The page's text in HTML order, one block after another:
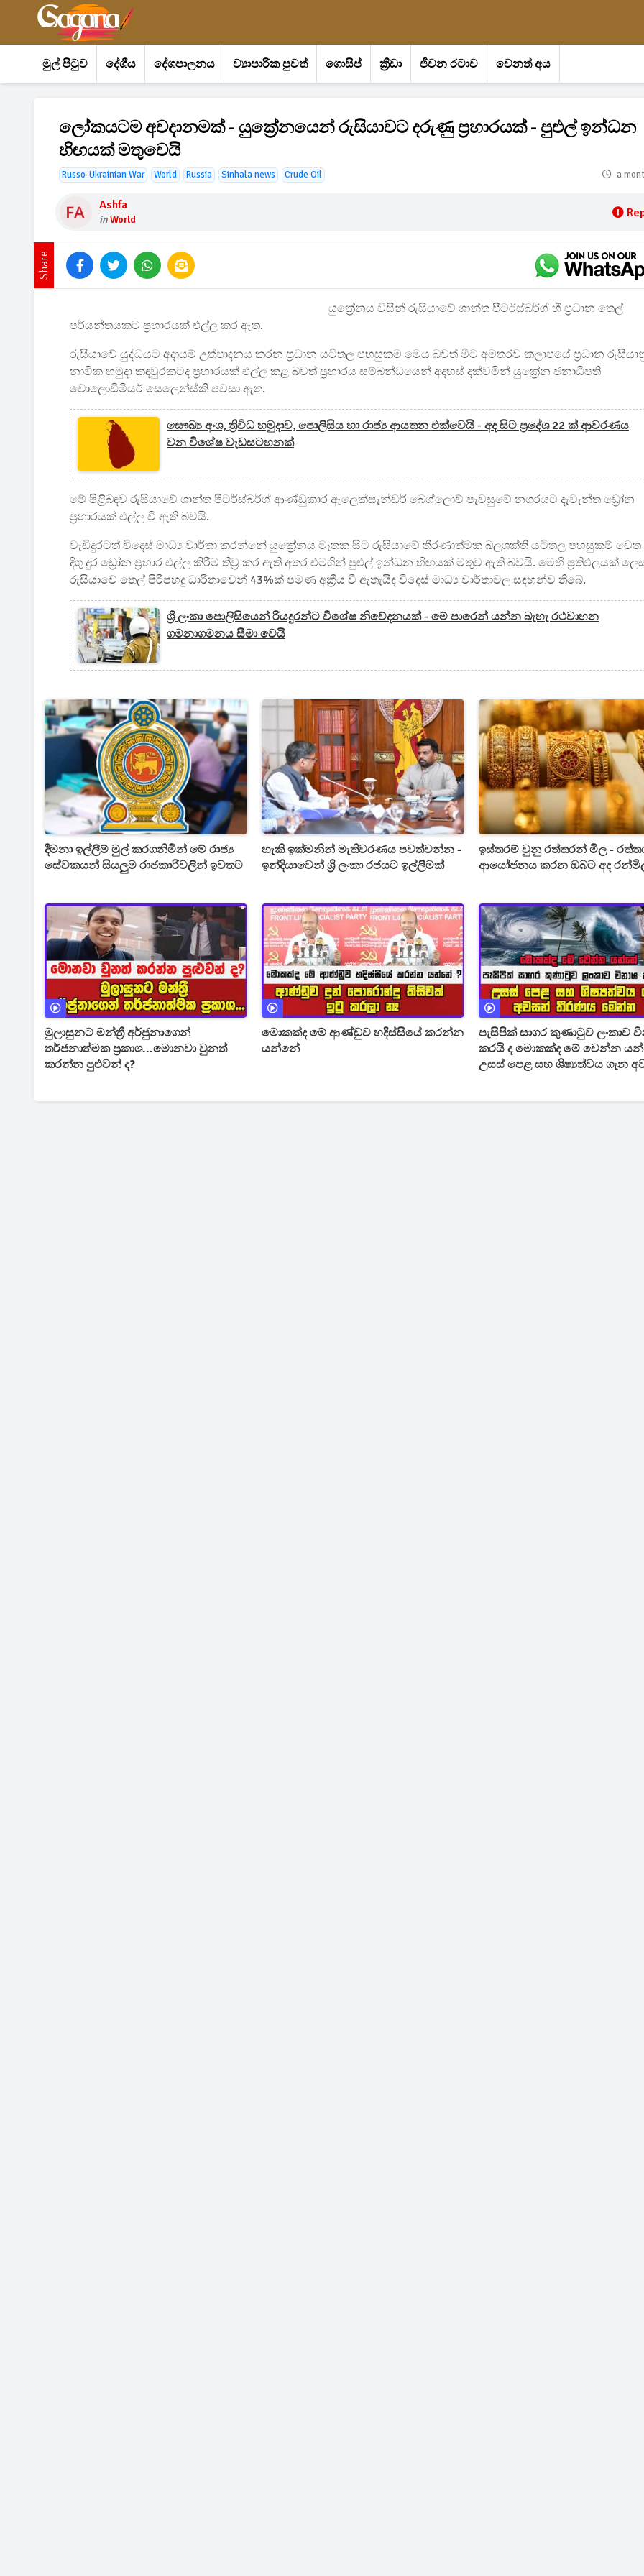
මුල් පිටුව දේශීය දේශපාලනය ව්‍යාපාරික පුවත් ගොසිප් ක්‍රීඩා ජීවන රටාව වෙනත් අය
ලෝකයටම අවදානමක් - යුක්‍රේනයෙන් රුසියාවට දරුණු ප්‍රහාරයක් - පුළුල් ඉන්ධන
හිඟයක් මතුවෙයි
Russo-Ukrainian War World Russia Sinhala news Crude Oil a
Ashfa
inWorld
Share
යුක්‍රේනය විසින් රුසියාවේ ශාන්ත පීටර්ස්බර්ග් හී ප්‍රධාන තෙල්
පර්යන්තයකට ප්‍රහාරයක් එල්ල කර ඇත.
රුසියාවේ යුද්ධයට අදායම් උත්පාදනය කරන ප්‍රධාන යටිතල පහසුකම මෙය බවත් මීට අමතරව කලාපයේ ප්‍රධාන
නාවික හමුදා කඳවුරකටද ප්‍රහාරයක් එල්ල කළ බවත් ප්‍රහාරය සම්බන්ධයෙන් අදහස් දක්වමින් යුක්‍රේන ජනාධිපති
වොලොඩිමියර් සෙලෙන්ස්කි පවසා ඇත.
සෞඛ්‍ය අංශ, ත්‍රිවිධ හමුදාව, පොලිසිය හා රාජ්‍ය ආයතන එක්වෙයි - අද සිට ප්‍රදේශ 22 ක් ආවරණය
වන විශේෂ වැඩසටහනක්
මේ පිළිබඳව රුසියාවේ ශාන්ත පීටර්ස්බර්ග් ආණ්ඩුකාර ඇලෙක්සැන්ඩර් බෙග්ලොව් පැවසුවේ නගරයට දැවැන්ත ඩ්‍රෝන
ප්‍රහාරයක් එල්ල වී ඇති බවයි.
වැඩිදුරටත් විදෙස් මාධ්‍ය වාර්තා කරන්නේ යුක්‍රේනය මෑතක සිට රුසියාවේ තීරණාත්මක බලශක්ති යටිතල පහසුකම් වෙත
දිගු දුර ඩ්‍රෝන ප්‍රහාර එල්ල කිරීම තීව්‍ර කර ඇති අතර එමගින් පුළුල් ඉන්ධන හිඟයක් මතුව ඇති බවයි. මෙහි ප්‍රතිඵලයක්
රුසියාවේ තෙල් පිරිපහදු ධාරිතාවෙන් 43%ක් පමණ අක්‍රීය වී ඇතැයිද විදෙස් මාධ්‍ය වාර්තාවල සඳහන්ව තිබේ.
ශ්‍රී ලංකා පොලිසියෙන් රියදුරන්ට විශේෂ නිවේදනයක් - මේ පාරෙන් යන්න බැහැ රථවාහන
ගමනාගමනය සීමා වෙයි
දීමනා ඉල්ලීම් මුල් කරගනිමින් මේ රාජ්‍ය
සේවකයන් සියලුම රාජකාරිවලින් ඉවතට
හැකි ඉක්මනින් මැතිවරණය පවත්වන්න -
ඉන්දියාවෙන් ශ්‍රී ලංකා රජයට ඉල්ලීමක්
ඉස්තරම් වුනු රත්තරන් මිල -
ආයෝජනය කරන ඔබට අද
මුලාසුනට මන්ත්‍රී අර්ජුනාගෙන්
තර්ජනාත්මක ප්‍රකාශ...මොනවා වුනත්
කරන්න පුළුවන් ද?
මොකක්ද මේ ආණ්ඩුව හදිස්සියේ කරන්න
යන්නේ
පැසිපික් සාගර කුණාටුව ලංකාව
කරයි ද මොකක්ද මේ වෙන්න යන්නේ
උසස් පෙළ සහ ශිෂ්‍යත්වය ගැන